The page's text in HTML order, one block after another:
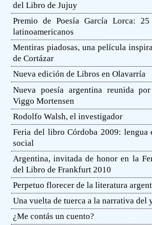
del Libro de Jujuy
Premio de Poesía García Lorca: 25
latinoamericanos
Mentiras piadosas, una película
de Cortázar
Nueva edición de Libros en Olavarría
Nueva poesía argentina reunida
Viggo Mortensen
Rodolfo Walsh, el investigador
Feria del libro Córdoba 2009: lengua
social
Argentina, invitada de honor en la
del Libro de Frankfurt 2010
Perpetuo florecer de la literatura
Una vuelta de tuerca a la narrativa del
¿Me contás un cuento?